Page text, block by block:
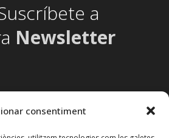
consentiment
a
Newsletter